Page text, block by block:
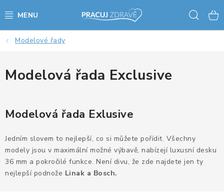
na
AKCE - SLEVY - VÝPRODEJ
STOLY A ŽIDLE
KANCELÁŘSKÉ PSACÍ STOLY
NOHY KE STOLU A PODNOŽE
PŘÍSLUŠENSTVÍ KE STOLŮM
Modelové řady
Modelová řada Exclusive
Modelová řada Exlusive
Jedním slovem to nejlepší, co si můžete pořídit. Všechny
modely jsou v maximální možné výbavě, nabízejí luxusní desku
36 mm a pokročilé funkce. Není divu, že zde najdete jen ty
nejlepší podnože Linak a Bosch.